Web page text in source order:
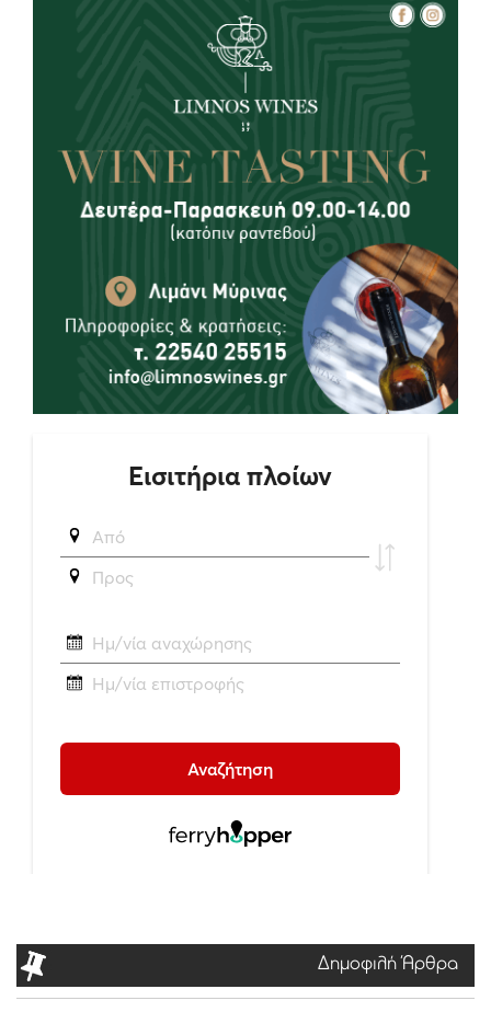
Δημοφιλή Άρθρα